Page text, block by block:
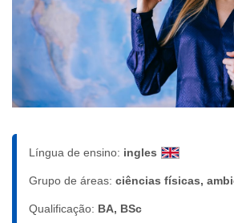
Língua de ensino: ingles
Grupo de áreas: ciências físicas,
Qualificação: BA, BSc